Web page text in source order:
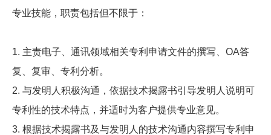
专业技能，职责包括但不限于：
1. 主责电子、通讯领域相关专利申请文件的撰写、OA答
复、复审、专利分析。
2. 与发明人积极沟通，依据技术揭露书引导发明人说明可
专利性的技术特点，并适时为客户提供专业意见。
3. 根据技术揭露书及与发明人的技术沟通内容撰写专利申